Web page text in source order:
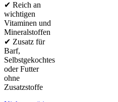
✔ Reich an
wichtigen
Vitaminen und
Mineralstoffen
✔ Zusatz für
Barf,
Selbstgekochtes
oder Futter
ohne
Zusatzstoffe